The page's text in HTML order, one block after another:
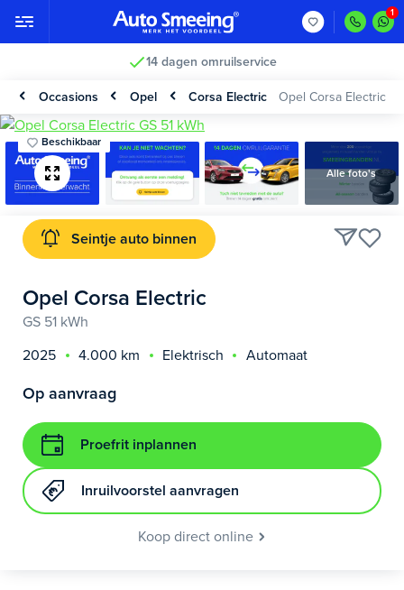
14 dagen omruilservice
Occasions Opel Corsa Electric Opel Corsa Electric
Beschikbaar
Alle foto's
Seintje auto binnen
Opel Corsa Electric
GS 51 kWh
2025
4.000 km Elektrisch Automaat
Op aanvraag
Proefrit inplannen
Inruilvoorstel aanvragen
Koop direct online